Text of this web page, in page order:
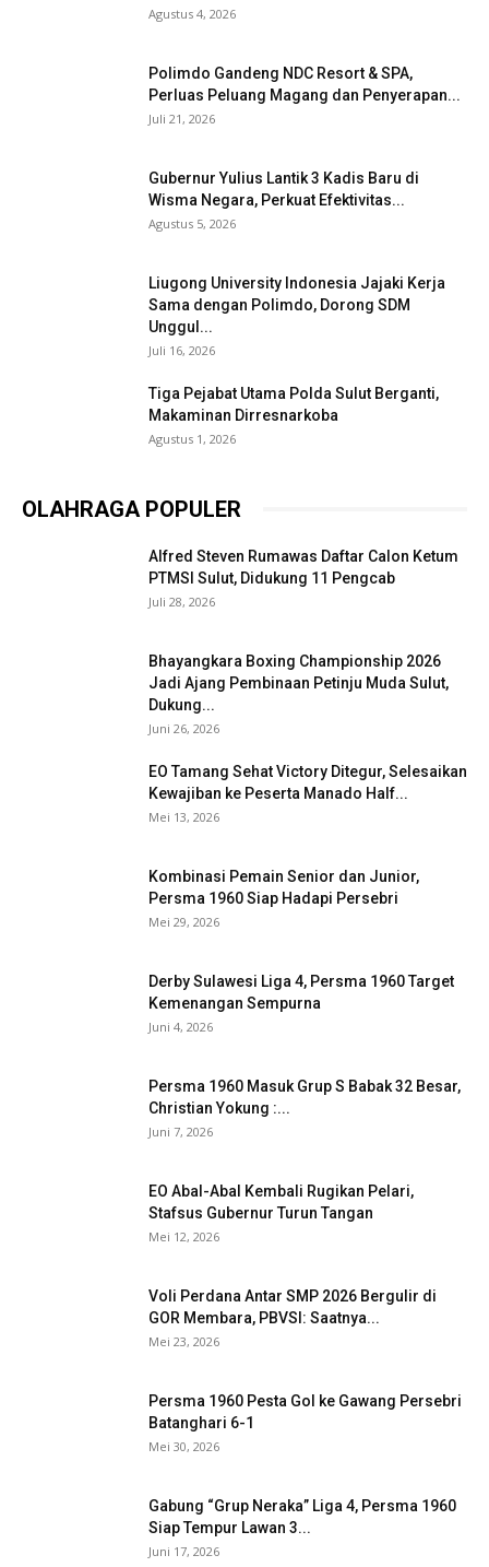
Agustus 4, 2026
Polimdo Gandeng NDC Resort & SPA,
Perluas Peluang Magang dan Penyerapan...
Juli 21, 2026
Gubernur Yulius Lantik 3 Kadis Baru di
Wisma Negara, Perkuat Efektivitas...
Agustus 5, 2026
Liugong University Indonesia Jajaki Kerja
Sama dengan Polimdo, Dorong SDM
Unggul...
Juli 16, 2026
Tiga Pejabat Utama Polda Sulut Berganti,
Makaminan Dirresnarkoba
Agustus 1, 2026
OLAHRAGA POPULER
Alfred Steven Rumawas Daftar Calon Ketum
PTMSI Sulut, Didukung 11 Pengcab
Juli 28, 2026
Bhayangkara Boxing Championship 2026
Jadi Ajang Pembinaan Petinju Muda Sulut,
Dukung...
Juni 26, 2026
EO Tamang Sehat Victory Ditegur, Selesaikan
Kewajiban ke Peserta Manado Half...
Mei 13, 2026
Kombinasi Pemain Senior dan Junior,
Persma 1960 Siap Hadapi Persebri
Mei 29, 2026
Derby Sulawesi Liga 4, Persma 1960 Target
Kemenangan Sempurna
Juni 4, 2026
Persma 1960 Masuk Grup S Babak 32 Besar,
Christian Yokung :...
Juni 7, 2026
EO Abal-Abal Kembali Rugikan Pelari,
Stafsus Gubernur Turun Tangan
Mei 12, 2026
Voli Perdana Antar SMP 2026 Bergulir di
GOR Membara, PBVSI: Saatnya...
Mei 23, 2026
Persma 1960 Pesta Gol ke Gawang Persebri
Batanghari 6-1
Mei 30, 2026
Gabung “Grup Neraka” Liga 4, Persma 1960
Siap Tempur Lawan 3...
Juni 17, 2026